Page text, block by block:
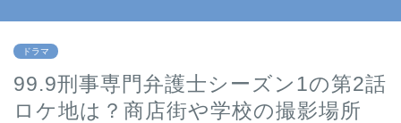
ドラマ
99.9刑事専門弁護士シーズン1の第2話
ロケ地は？商店街や学校の撮影場所